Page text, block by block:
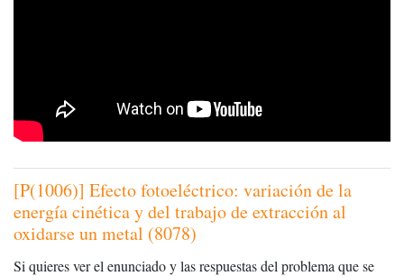
[P(1006)] Efecto fotoeléctrico: variación de la
energía cinética y del trabajo de extracción al
oxidarse un metal (8078)
Si quieres ver el enunciado y las respuestas del problema que se